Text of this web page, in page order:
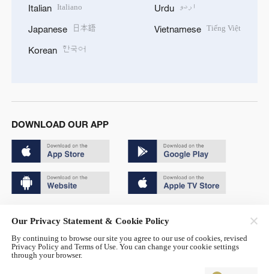
Italian Italiano
Japanese 日本語
Korean 한국어
Urdu اردو
Vietnamese Tiếng Việt
DOWNLOAD OUR APP
京公网安备 11010502050052号
Our Privacy Statement & Cookie Policy
By continuing to browse our site you agree to our use of cookies, revised
Privacy Policy and Terms of Use. You can change your cookie settings
through your browser.